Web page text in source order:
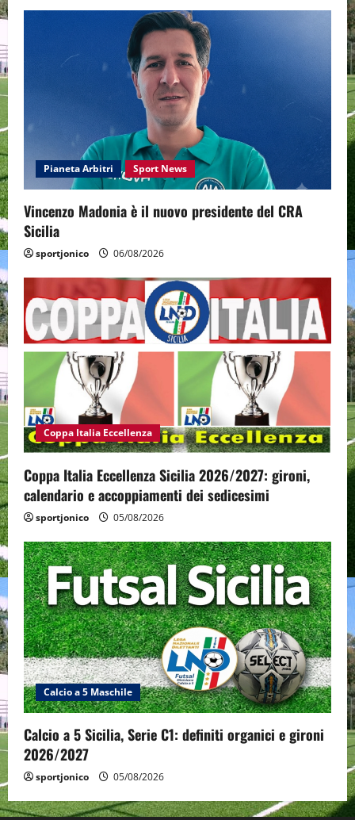
Pianeta Arbitri Sport News
Vincenzo Madonia è il nuovo presidente del CRA
Sicilia
sportjonico 06/08/2026
Coppa Italia Eccellenza
Coppa Italia Eccellenza Sicilia 2026/2027: gironi,
calendario e accoppiamenti dei sedicesimi
sportjonico 05/08/2026
Calcio a 5 Maschile
Calcio a 5 Sicilia, Serie C1: definiti organici e gironi
2026/2027
sportjonico 05/08/2026